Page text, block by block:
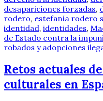
desapariciones forzadas,
rodero, estefanía rodero
identidad, identidades,
de Estado contra la
robados y adopciones
Retos actuales
culturales en